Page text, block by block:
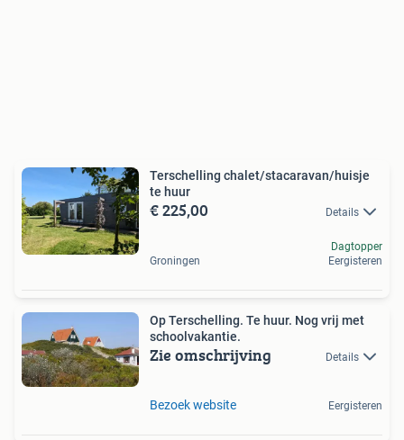
Terschelling chalet/stacaravan/huisje
te huur
€ 225,00 Details
Groningen
Dagtopper
Eergisteren
Op Terschelling. Te huur. Nog vrij met
schoolvakantie.
Zie omschrijving Details
Bezoek website Eergisteren